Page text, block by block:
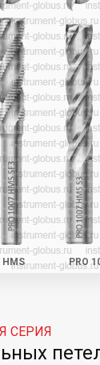
СЕРИЯ
PRO
HMS